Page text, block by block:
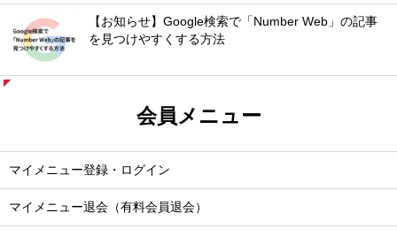
【お知らせ】Google検索で「Number Web」の記事
を見つけやすくする方法
会員メニュー
マイメニュー登録・ログイン
マイメニュー退会（有料会員退会）